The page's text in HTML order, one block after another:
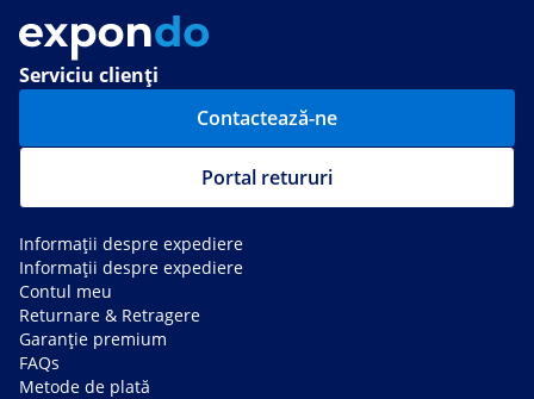
Serviciu clienți
Contactează-ne
Portal retururi
Informații despre expediere
Informații despre expediere
Contul meu
Returnare & Retragere
Garanție premium
FAQs
Metode de plată